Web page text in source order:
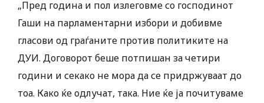
„Пред година и пол излеговме со господинот
Гаши на парламентарни избори и добивме
гласови од граѓаните против политиките на
ДУИ. Договорот беше потпишан за четири
години и секако не мора да се придржуваат до
тоа. Како ќе одлучат, така. Ние ќе ја почитуваме